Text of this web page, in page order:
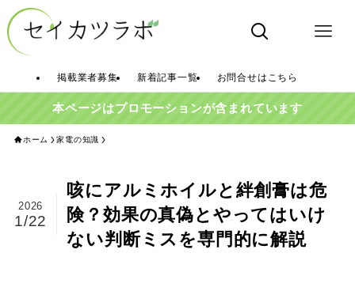
掲載業者募集 新着記事一覧 お問合せはこちら
本ページはプロモーションが含まれています
ホーム 家電の知識
咳にアルミホイルと絆創膏は危
険？効果の真偽とやってはいけ
ない判断ミスを専門的に解説
2026
1/22